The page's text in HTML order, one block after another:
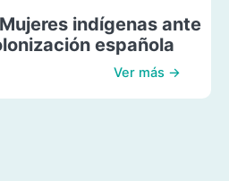
indígenas ante
española
Ver más →